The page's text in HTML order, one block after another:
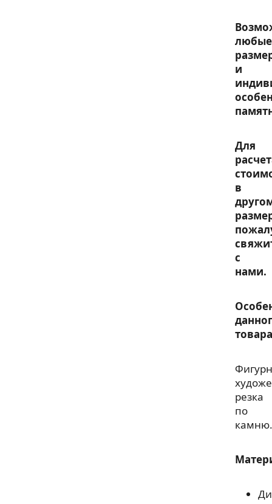
любые
и
Для
в
с
нами.
резка
по
камню.